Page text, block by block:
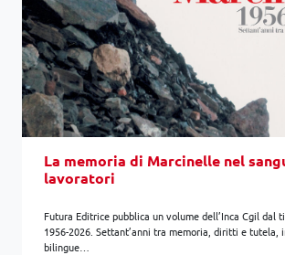
La memoria di Marcinelle nel
lavoratori
Futura Editrice pubblica un volume dell’Inca Cgil dal
1956-2026. Settant’anni tra memoria, diritti e tutela,
bilingue…